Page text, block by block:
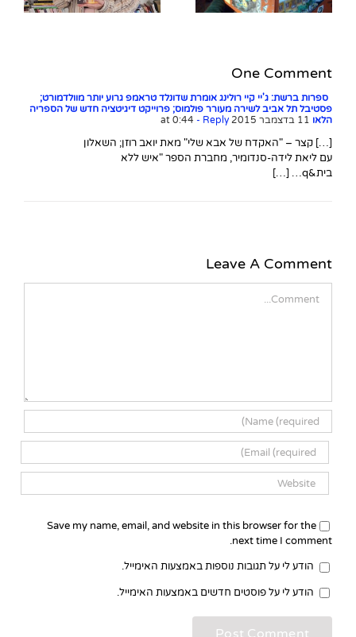
One Comment
ספרות ברשת: ג'יי קיי רולינג אומרת שדונלד טראמפ גרוע יותר מוולדמורט;
פסטיבל תל אביב לשירה מעורר פולמוס; פרוייקט דיגיטציה חדש של הספריה
הלאו
- Reply
[…] קצר – "האקדח של אבא שלי" מאת יואב רוזן; השאלון
עם ליאת לידה-סנדומיר, מחברת הספר "איש ללא
בית&q… […]
Leave A Comment
Save my name, email, and website in this browser for the
next time I comment.
הודע לי על תגובות נוספות באמצעות האימייל.
הודע לי על פוסטים חדשים באמצעות האימייל.